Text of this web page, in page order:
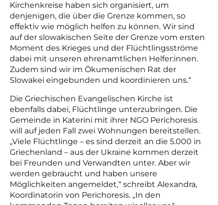
Kirchenkreise haben sich organisiert, um
denjenigen, die über die Grenze kommen, so
effektiv wie möglich helfen zu können. Wir sind
auf der slowakischen Seite der Grenze vom ersten
Moment des Krieges und der Flüchtlingsströme
dabei mit unseren ehrenamtlichen Helfer:innen.
Zudem sind wir im Ökumenischen Rat der
Slowakei eingebunden und koordinieren uns.“
Die Griechischen Evangelischen Kirche ist
ebenfalls dabei, Flüchtlinge unterzubringen. Die
Gemeinde in Katerini mit ihrer NGO Perichoresis
will auf jeden Fall zwei Wohnungen bereitstellen.
„Viele Flüchtlinge – es sind derzeit an die 5.000 in
Griechenland – aus der Ukraine kommen derzeit
bei Freunden und Verwandten unter. Aber wir
werden gebraucht und haben unsere
Möglichkeiten angemeldet,“ schreibt Alexandra,
Koordinatorin von Perichoresis. „In den